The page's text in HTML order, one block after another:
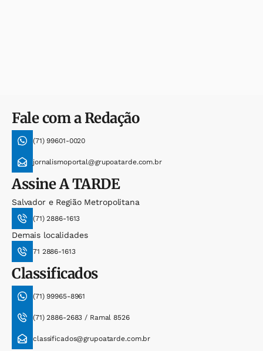
Fale com a Redação
(71) 99601-0020
jornalismoportal@grupoatarde.com.br
AssineA TARDE
Salvador e Região Metropolitana
(71) 2886-1613
Demais localidades
71 2886-1613
Classificados
(71) 99965-8961
(71) 2886-2683 / Ramal 8526
classificados@grupoatarde.com.br